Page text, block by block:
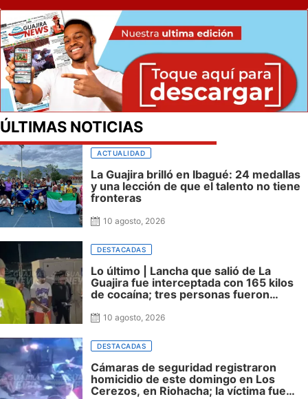
ÚLTIMAS NOTICIAS
ACTUALIDAD
La Guajira brilló en Ibagué: 24 medallas
y una lección de que el talento no tiene
fronteras
10 agosto, 2026
DESTACADAS
Lo último | Lancha que salió de La
Guajira fue interceptada con 165 kilos
de cocaína; tres personas fueron
10 agosto, 2026
DESTACADAS
Cámaras de seguridad registraron
homicidio de este domingo en Los
Cerezos, en Riohacha; la víctima fue